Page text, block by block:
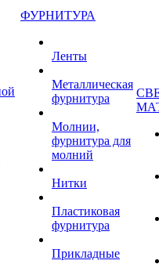
ФУРНИТУРА
Ленты
Металлическая
фурнитура
Молнии,
фурнитура для
молний
Нитки
Пластиковая
фурнитура
Прикладные